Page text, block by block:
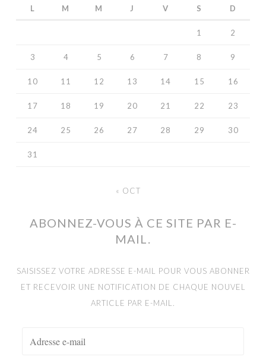
L M M J V S D
1 2
3 4 5 6 7 8 9
10 11 12 13 14 15 16
17 18 19 20 21 22 23
24 25 26 27 28 29 30
31
« OCT
ABONNEZ-VOUS À CE SITE PAR E-
MAIL.
SAISISSEZ VOTRE ADRESSE E-MAIL POUR VOUS ABONNER
ET RECEVOIR UNE NOTIFICATION DE CHAQUE NOUVEL
ARTICLE PAR E-MAIL.